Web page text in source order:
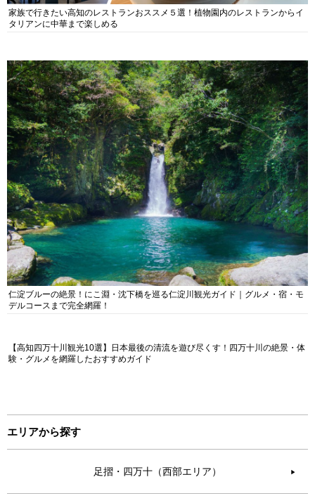
家族で行きたい高知のレストランおススメ５選！植物園内のレストランからイ
タリアンに中華まで楽しめる
仁淀ブルーの絶景！にこ淵・沈下橋を巡る仁淀川観光ガイド｜グルメ・宿・モ
デルコースまで完全網羅！
【高知四万十川観光10選】日本最後の清流を遊び尽くす！四万十川の絶景・体
験・グルメを網羅したおすすめガイド
エリアから探す
足摺・四万十（西部エリア） ▶︎